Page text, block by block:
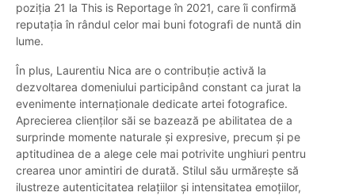
poziția 21 la This is Reportage în 2021, care îi confirmă
reputația în rândul celor mai buni fotografi de nuntă din
lume.
În plus, Laurentiu Nica are o contribuție activă la
dezvoltarea domeniului participând constant ca jurat la
evenimente internaționale dedicate artei fotografice.
Aprecierea clienților săi se bazează pe abilitatea de a
surprinde momente naturale și expresive, precum și pe
aptitudinea de a alege cele mai potrivite unghiuri pentru
crearea unor amintiri de durată. Stilul său urmărește să
ilustreze autenticitatea relațiilor și intensitatea emoțiilor,